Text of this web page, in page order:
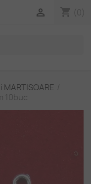
shopping_cart (0)
